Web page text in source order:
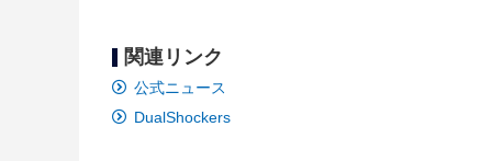
関連リンク
公式ニュース
DualShockers